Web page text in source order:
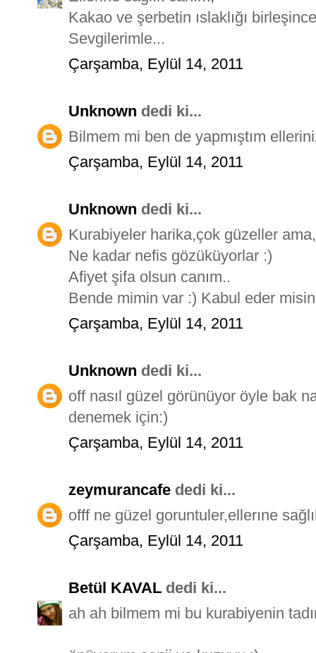
Kakao ve şerbetin ıslaklığı
Sevgilerimle...
Çarşamba, Eylül 14, 2011
Unknown dedi ki...
Bilmem mi ben de yapmıştım
Çarşamba, Eylül 14, 2011
Unknown dedi ki...
Kurabiyeler harika,çok güzeller
Ne kadar nefis gözüküyorlar :)
Afiyet şifa olsun canım..
Bende mimin var :) Kabul eder
Çarşamba, Eylül 14, 2011
Unknown dedi ki...
off nasıl güzel görünüyor öyle bak
denemek için:)
Çarşamba, Eylül 14, 2011
zeymurancafe dedi ki...
offf ne güzel goruntuler,ellerıne
Çarşamba, Eylül 14, 2011
Betül KAVAL dedi ki...
ah ah bilmem mi bu kurabiyenin